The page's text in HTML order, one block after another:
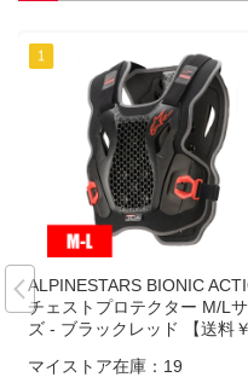
ALPINESTARS BIONIC
チェストプロテクター M/L
ズ - ブラックレッド 【送料
マイストア在庫： 19